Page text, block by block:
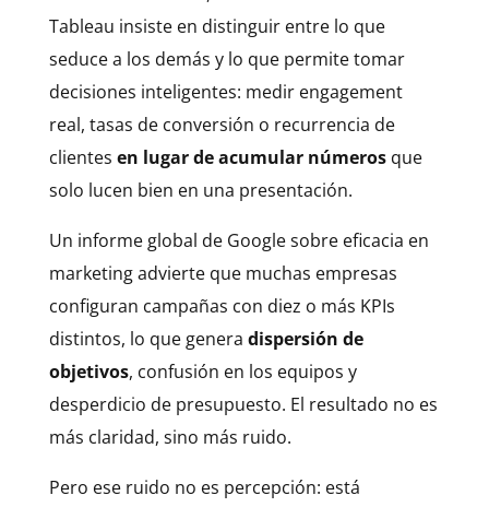
Tableau insiste en distinguir entre lo que
seduce a los demás y lo que permite tomar
decisiones inteligentes: medir engagement
real, tasas de conversión o recurrencia de
clientes en lugar de acumular númerosque
solo lucen bien en una presentación.
Un informe global de Google sobre eficacia en
marketing advierte que muchas empresas
configuran campañas con diez o más KPIs
distintos, lo que genera dispersión de
objetivos, confusión en los equipos y
desperdicio de presupuesto. El resultado no es
más claridad, sino más ruido.
Pero ese ruido no es percepción: está